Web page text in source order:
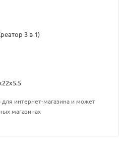
3 в 1)
для интернет-магазина и может
магазинах